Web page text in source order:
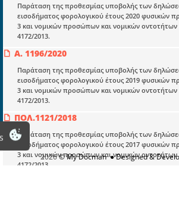
Παράταση της προθεσμίας υποβολής των
εισοδήματος φορολογικού έτους 2020 φυσικών
3 και νομικών προσώπων και νομικών
4172/2013.
Α. 1196/2020
Παράταση της προθεσμίας υποβολής των
εισοδήματος φορολογικού έτους 2019 φυσικών
3 και νομικών προσώπων και νομικών
4172/2013.
ΠΟΛ.1121/2018
Παράταση της προθεσμίας υποβολής των
εισοδήματος φορολογικού έτους 2017
3 και νομικών προσώπων και νομικών
4172/2013.
Είσοδος
Εγγραφή
Οδηγίες Εγγραφής
Βοηθός Αναζήτησης
Οροι χρησης ιστοτοπου
2026© My Docman● Designed &